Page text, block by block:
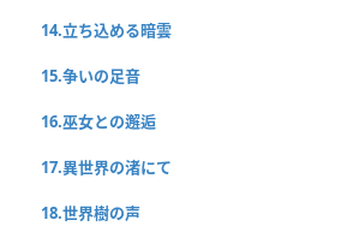
14.立ち込める暗雲
15.争いの足音
16.巫女との邂逅
17.異世界の渚にて
18.世界樹の声